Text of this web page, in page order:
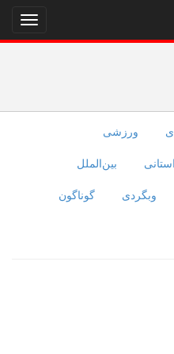
نمایش
منو
ورزشی
استانی بین‌الملل
وبگردی گوناگون